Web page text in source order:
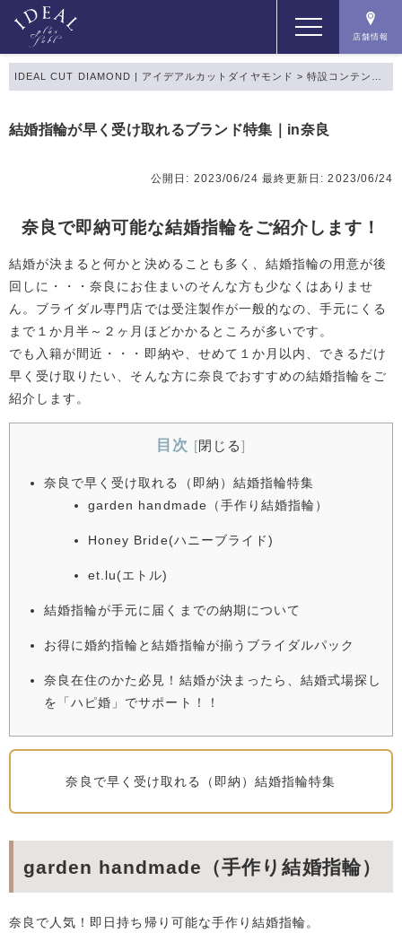
店舗情報
IDEAL CUT DIAMOND | アイデアルカットダイヤモンド > 特設コンテンツ
結婚指輪が早く受け取れるブランド特集｜in奈良
公開日: 2023/06/24 最終更新日: 2023/06/24
奈良で即納可能な結婚指輪をご紹介します！
結婚が決まると何かと決めることも多く、結婚指輪の用意が後
回しに・・・奈良にお住まいのそんな方も少なくはありませ
ん。ブライダル専門店では受注製作が一般的なの、手元にくる
まで１か月半～２ヶ月ほどかかるところが多いです。
でも入籍が間近・・・即納や、せめて１か月以内、できるだけ
早く受け取りたい、そんな方に奈良でおすすめの結婚指輪をご
紹介します。
目次 [閉じる]
奈良で早く受け取れる（即納）結婚指輪特集
garden handmade（手作り結婚指輪）
Honey Bride(ハニーブライド)
et.lu(エトル)
結婚指輪が手元に届くまでの納期について
お得に婚約指輪と結婚指輪が揃うブライダルパック
奈良在住のかた必見！結婚が決まったら、結婚式場探し
を「ハピ婚」でサポート！！
奈良で早く受け取れる（即納）結婚指輪特集
garden handmade（手作り結婚指輪）
奈良で人気！即日持ち帰り可能な手作り結婚指輪。
商品一覧
店舗情報